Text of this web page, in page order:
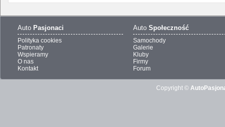
Auto Pasjonaci
Polityka cookies
Patronaty
Wspieramy
O nas
Kontakt
Auto Społeczność
Samochody
Galerie
Kluby
Firmy
Forum
Copyright ©